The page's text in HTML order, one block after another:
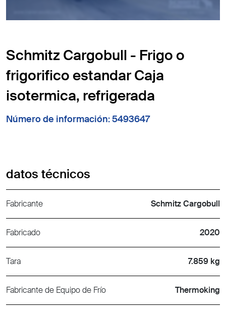
Schmitz Cargobull - Frigo o
frigorifico estandar Caja
isotermica, refrigerada
Número de información: 5493647
datos técnicos
Fabricante Schmitz Cargobull
Fabricado 2020
Tara 7.859 kg
Fabricante de Equipo de Frío Thermoking